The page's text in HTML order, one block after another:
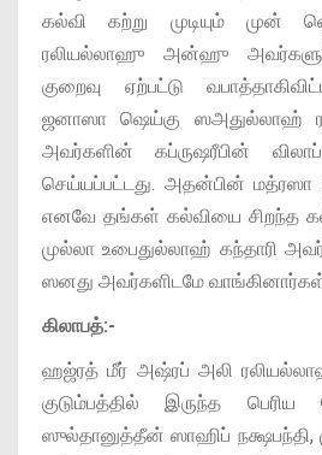
கல்வி கற்று முடியும் முன்
ரலியல்லாஹு அன்ஹு
குறைவு ஏற்பட்டு
ஜனாஸா ஷெய்கு ஸஅதுல்லாஹ்
அவர்களின் கப்ருஷரீபின்
செய்யப்பட்டது. அதன்பின் மத்ரஸா
எனவே தங்கள் கல்வியை சிறந்த
முல்லா உபைதுல்லாஹ் கந்தாரி
ஸனது அவர்களிடமே
கிலாபத்:-
ஹஜ்ரத் மீர் அஷ்ரப் அலி
குடும்பத்தில் இருந்த
ஸுல்தானுத்தீன் ஸாஹிப் நக்ஷபந்தி,